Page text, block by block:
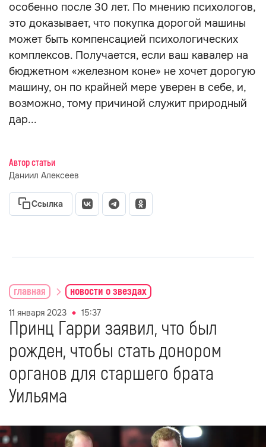
особенно после 30 лет. По мнению психологов,
это доказывает, что покупка дорогой машины
может быть компенсацией психологических
комплексов. Получается, если ваш кавалер на
бюджетном «железном коне» не хочет дорогую
машину, он по крайней мере уверен в себе, и,
возможно, тому причиной служит природный
дар...
Автор статьи
Даниил Алексеев
Ссылка
главная новости о звездах
11 января 2023 15:37
Принц Гарри заявил, что был
рожден, чтобы стать донором
органов для старшего брата
Уильяма